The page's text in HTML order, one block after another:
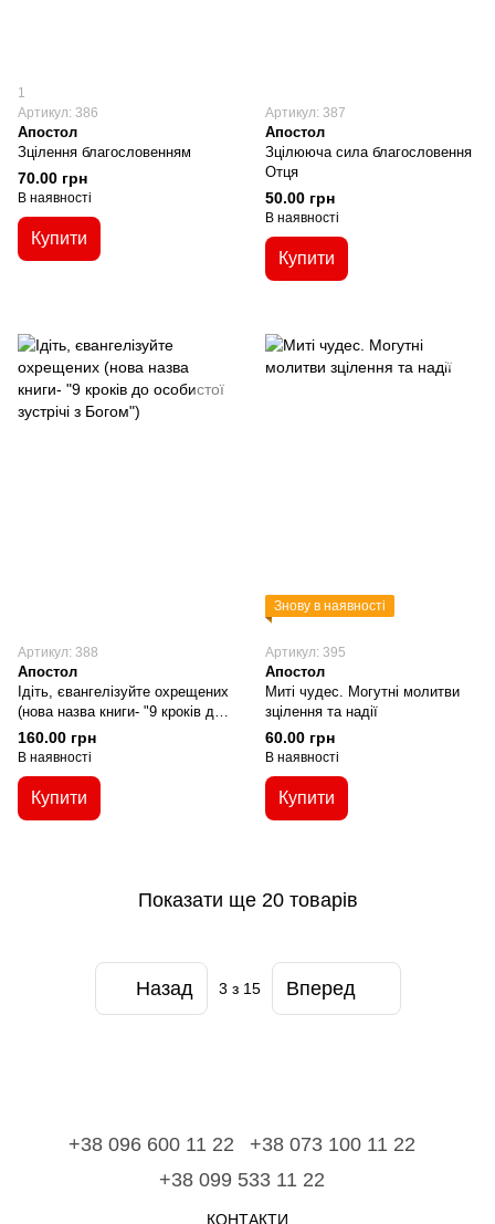
1
Артикул: 386
Апостол
Зцілення благословенням
70.00 грн
В наявності
Купити
Артикул: 387
Апостол
Зцілююча сила благословення
Отця
50.00 грн
В наявності
Купити
Артикул: 388
Апостол
Ідіть, євангелізуйте охрещених
(нова назва книги- "9 кроків до
особистої зустрічі з Богом")
160.00 грн
В наявності
Купити
Знову в наявності
Артикул: 395
Апостол
Миті чудес. Могутні молитви
зцілення та надії
60.00 грн
В наявності
Купити
Показати ще 20 товарів
Назад 3 з 15 Вперед
+38 096 600 11 22
+38 073 100 11 22
+38 099 533 11 22
КОНТАКТИ